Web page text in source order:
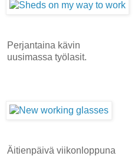
Perjantaina kävin
uusimassa työlasit.
Äitienpäivä viikonloppuna